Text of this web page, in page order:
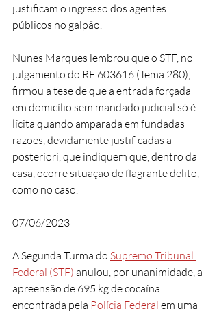
justificam o ingresso dos agentes
públicos no galpão.
Nunes Marques lembrou que o STF, no
julgamento do RE 603616 (Tema 280),
firmou a tese de que a entrada forçada
em domicílio sem mandado judicial só é
lícita quando amparada em fundadas
razões, devidamente justificadas a
posteriori, que indiquem que, dentro da
casa, ocorre situação de flagrante delito,
como no caso.
07/06/2023
A Segunda Turma do Supremo Tribunal
Federal (STF) anulou, por unanimidade, a
apreensão de 695 kg de cocaína
encontrada pela Polícia Federal em uma